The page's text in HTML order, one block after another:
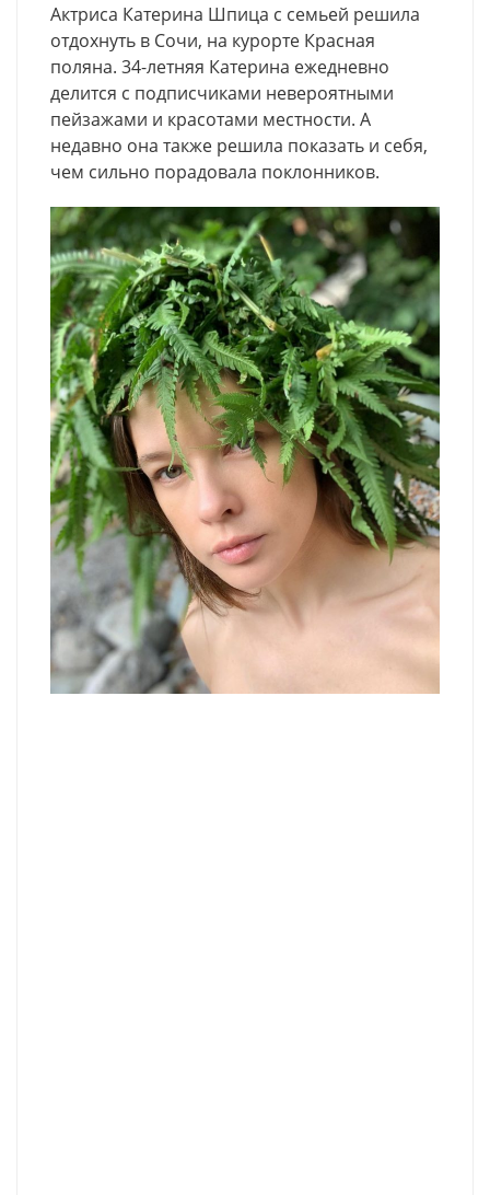
Актриса Катерина Шпица с семьей решила
отдохнуть в Сочи, на курорте Красная
поляна. 34-летняя Катерина ежедневно
делится с подписчиками невероятными
пейзажами и красотами местности. А
недавно она также решила показать и себя,
чем сильно порадовала поклонников.